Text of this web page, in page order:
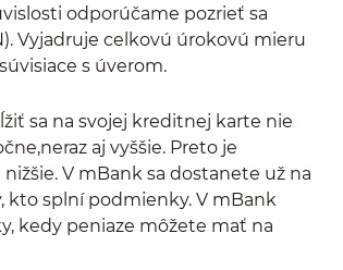
odporúčame pozrieť sa
Vyjadruje celkovú úrokovú mieru
s úverom.
sa na svojej kreditnej karte nie
aj vyššie. Preto je
V mBank sa dostanete už na
kto splní podmienky. V mBank
kedy peniaze môžete mať na